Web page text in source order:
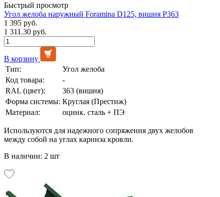
Быстрый просмотр
Угол желоба наружный Foramina D125, вишня Р363
1 395 руб.
1 311.30 руб.
В корзину
Тип:
Угол желоба
Код товара:
-
RAL (цвет):
363 (вишня)
Форма системы: Круглая (Престиж)
Материал:
оцинк. сталь + ПЭ
Используются для надежного сопряжения двух желобов
между собой на углах карниза кровли.
В наличии: 2 шт